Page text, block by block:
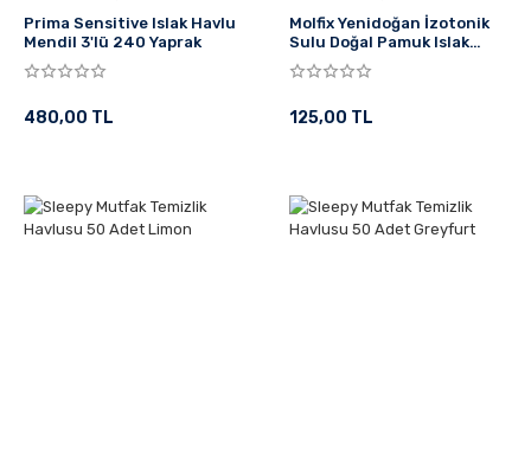
Prima Sensitive Islak Havlu
Mendil 3'lü 240 Yaprak
480,00 TL
Molfix Yenidoğan İzotonik
Sulu Doğal Pamuk Islak
Havlu Mendil 3'Lü 150
Yaprak
125,00 TL